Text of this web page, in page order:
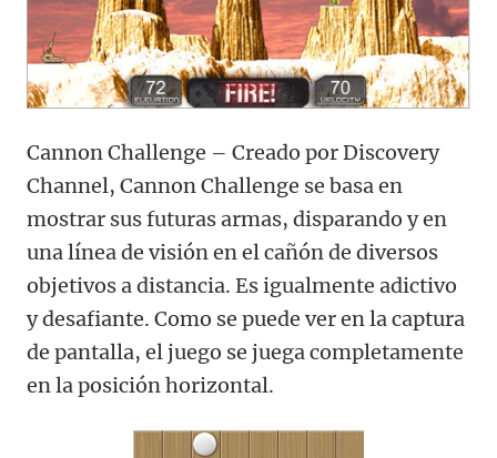
Cannon Challenge – Creado por Discovery
Channel, Cannon Challenge se basa en
mostrar sus futuras armas, disparando y en
una línea de visión en el cañón de diversos
objetivos a distancia. Es igualmente adictivo
y desafiante. Como se puede ver en la captura
de pantalla, el juego se juega completamente
en la posición horizontal.